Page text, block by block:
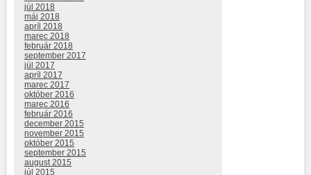
júl 2018
máj 2018
apríl 2018
marec 2018
február 2018
september 2017
júl 2017
apríl 2017
marec 2017
október 2016
marec 2016
február 2016
december 2015
november 2015
október 2015
september 2015
august 2015
júl 2015